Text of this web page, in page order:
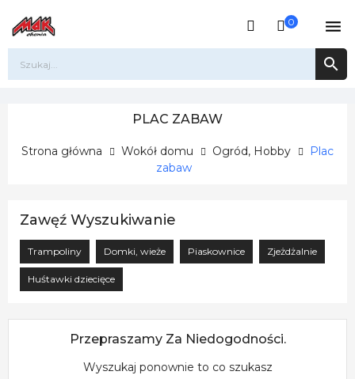
0 

PLAC ZABAW
Strona główna Wokół domu Ogród, Hobby
Plac
zabaw
Zawęź Wyszukiwanie
Trampoliny Domki, wieże Piaskownice Zjeżdżalnie
Huśtawki dziecięce
Przepraszamy Za Niedogodności.
Wyszukaj ponownie to co szukasz